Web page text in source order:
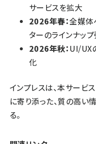
サービスを拡大
2026年春：全媒体
ターのラインナッ
2026年秋：UI/UX
化
インプレスは、本サービ
に寄り添った、質の高い
る。